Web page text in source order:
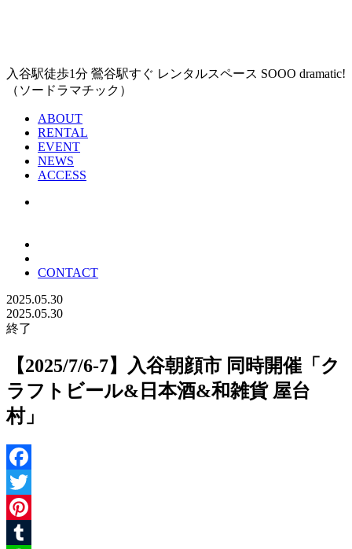
入谷駅徒歩1分 鶯谷駅すぐ レンタルスペース SOOO dramatic!
（ソードラマチック）
ABOUT
RENTAL
EVENT
NEWS
ACCESS
CONTACT
2025.05.30
2025.05.30
終了
【2025/7/6-7】入谷朝顔市 同時開催「ク
ラフトビール&日本酒&和雑貨 屋台
村」
Facebook
Twitter
Pinterest